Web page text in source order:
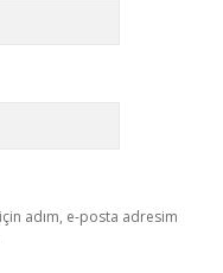
adım, e-posta adresim